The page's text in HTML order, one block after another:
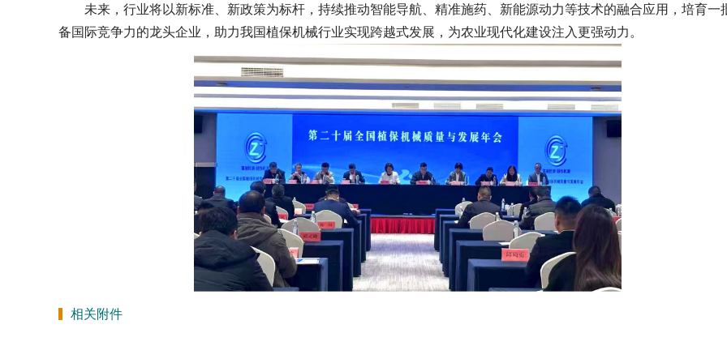
未来，行业将以新标准、新政策为标杆，持续推动智能导航、精准施药、新能源动力等技术的融合应用，培育一
备国际竞争力的龙头企业，助力我国植保机械行业实现跨越式发展，为农业现代化建设注入更强动力。
相关附件